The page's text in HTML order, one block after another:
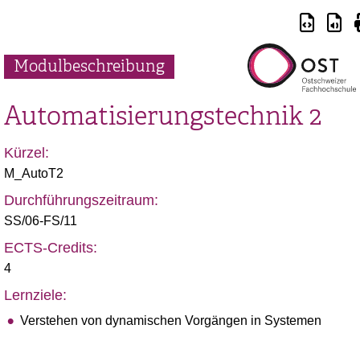
Modulbeschreibung
Automatisierungstechnik 2
Kürzel:
M_AutoT2
Durchführungszeitraum:
SS/06-FS/11
ECTS-Credits:
4
Lernziele:
Verstehen von dynamischen Vorgängen in Systemen